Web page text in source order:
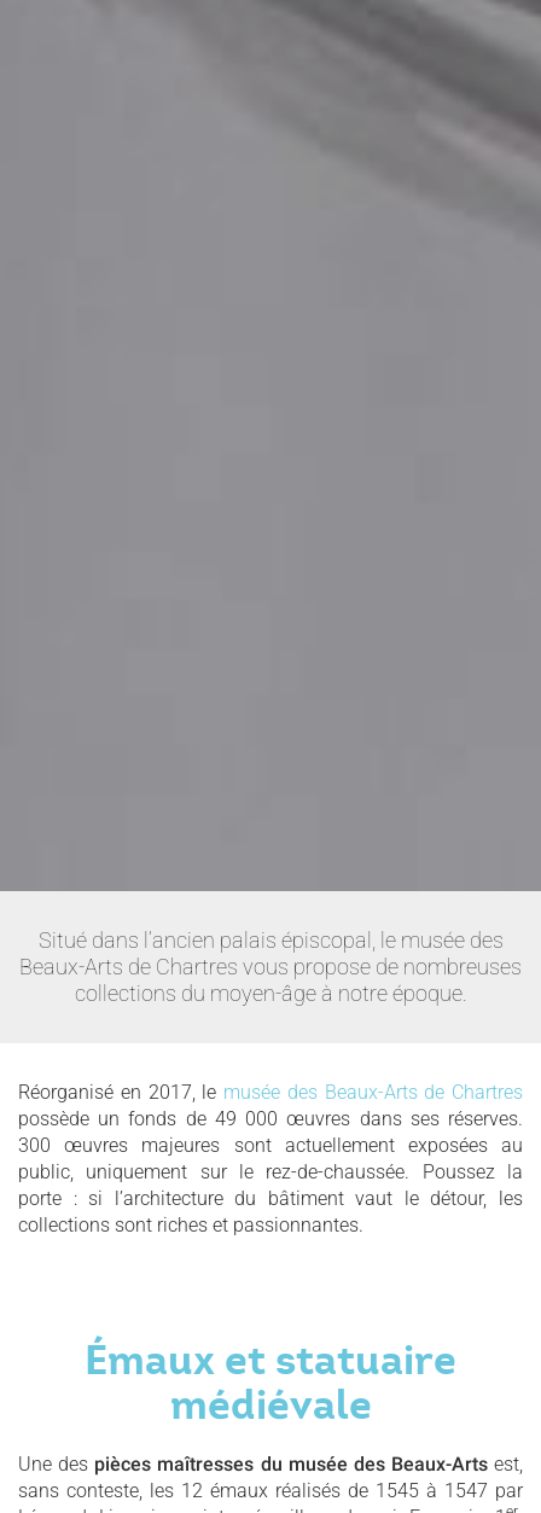
Situé dans l’ancien palais épiscopal, le musée des
Beaux-Arts de Chartres vous propose de nombreuses
collections du moyen-âge à notre époque.
Réorganisé en 2017, le musée des Beaux-Arts de Chartres
possède un fonds de 49 000 œuvres dans ses réserves.
300 œuvres majeures sont actuellement exposées au
public, uniquement sur le rez-de-chaussée. Poussez la
porte : si l’architecture du bâtiment vaut le détour, les
collections sont riches et passionnantes.
Émaux et statuaire
médiévale
Une des pièces maîtresses du musée des Beaux-Artsest,
sans conteste, les 12 émaux réalisés de 1545 à 1547 par